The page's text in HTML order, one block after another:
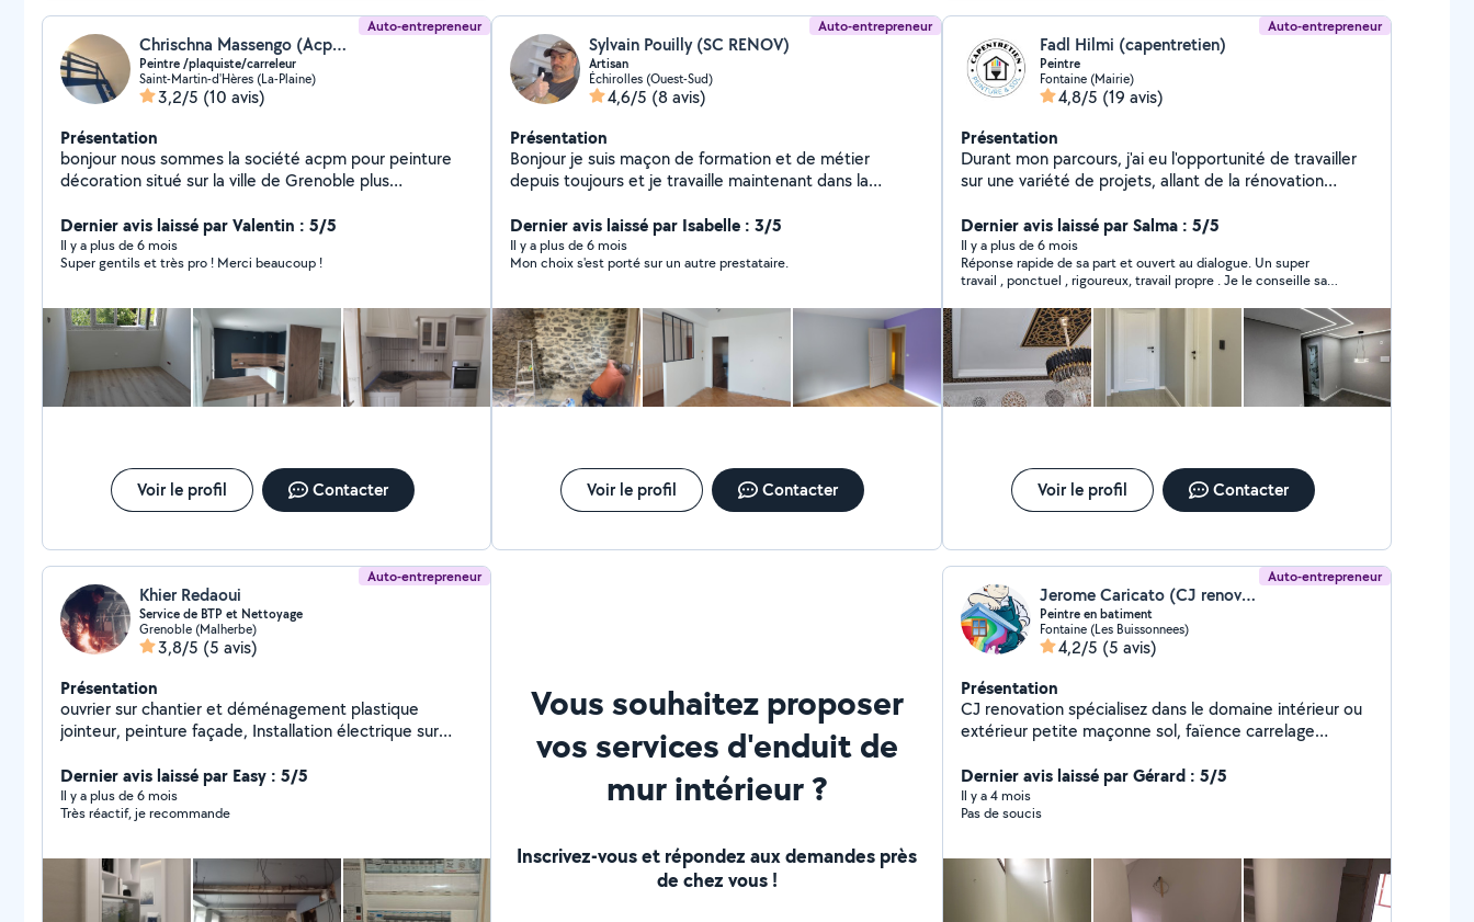
Auto-entrepreneur
Chrischna Massengo (Acpm peinture)
Peintre /plaquiste/carreleur
Saint-Martin-d'Hères (La-Plaine)
3,2/5 (10 avis)
Présentation
bonjour nous sommes la société acpm pour peinture
décoration situé sur la ville de Grenoble plus
spécialisé dans la pose placo platre peinture carrelage
bande à joint pose de parquet flottant.j'ai créé ma
société après 12ans d'expérience en tant que peintre
l'extérieur conscient de mes prestations soignées
auprès de plusieurs clients j'ai préféré creer la propre
structure après une longue réflexion. Si vous êtes
intéressé par nos services veuillez nous contacter .
Dernier avis laissé par Valentin : 5/5
Il y a plus de 6 mois
Super gentils et très pro ! Merci beaucoup !
Voir le profil Contacter
Auto-entrepreneur
Sylvain Pouilly (SC RENOV)
Artisan
Échirolles (Ouest-Sud)
4,6/5 (8 avis)
Présentation
Bonjour je suis maçon de formation et de métier
depuis toujours et je travaille maintenant dans la
on me dit de très justes conseils je viens de m'inscrire
sur le site et serai heureux que vous puissiez donner
vos 1ers avis après m'avoir fait confiance. Pour des
Dernier avis laissé par Isabelle : 3/5
Il y a plus de 6 mois
Mon choix s'est porté sur un autre prestataire.
Voir le profil Contacter
Auto-entrepreneur
Fadl Hilmi (capentretien)
Peintre
Fontaine (Mairie)
4,8/5 (19 avis)
Présentation
Durant mon parcours, j'ai eu l'opportunité de travailler
sur une variété de projets, allant de la rénovation
formation de peintre applicateur de revêtements et
aussi mon expérience m'ont permis de développer une
maîtrise parfaite des techniques de peinture,
d'enduisage et de pose de revêtements . Mon
expérience en peinture & rénovation m'a également
appris à respecter des délais serrés tout en
garantissant un travail de qualité et conforme aux
exigences des clients
Dernier avis laissé par Salma : 5/5
Il y a plus de 6 mois
Réponse rapide de sa part et ouvert au dialogue. Un super
travail , ponctuel , rigoureux, travail propre . Je le conseille sans
adoré leurs chambres.
Voir le profil Contacter
Auto-entrepreneur
Khier Redaoui
Service de BTP et Nettoyage
Grenoble (Malherbe)
3,8/5 (5 avis)
Présentation
ouvrier sur chantier et déménagement plastique
jointeur, peinture façade, Installation électrique sur
(compteurs, prises, éclairage, tableau électrique
Dernier avis laissé par Easy : 5/5
Il y a plus de 6 mois
Très réactif, je recommande
Vous souhaitez proposer
vos services d'enduit de
mur intérieur ?
Inscrivez-vous et répondez aux demandes près
de chez vous !
Auto-entrepreneur
Jerome Caricato (CJ renovation)
Peintre en batiment
Fontaine (Les Buissonnees)
4,2/5 (5 avis)
Présentation
CJ renovation spécialisez dans le domaine intérieur ou
extérieur petite maçonne sol, faïence carrelage
des supports (rebouchage, ponçage, finitions toile de
verre ) Travail propre, soigné et respect des délais
Intervention rapide Devis gratuit Sérieux, ponctuel et à
Dernier avis laissé par Gérard : 5/5
Il y a 4 mois
Pas de soucis